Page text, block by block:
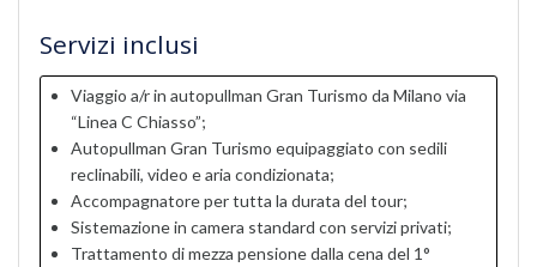
Servizi inclusi
Viaggio a/r in autopullman Gran Turismo da Milano via
“Linea C Chiasso”;
Autopullman Gran Turismo equipaggiato con sedili
reclinabili, video e aria condizionata;
Accompagnatore per tutta la durata del tour;
Sistemazione in camera standard con servizi privati;
Trattamento di mezza pensione dalla cena del 1°